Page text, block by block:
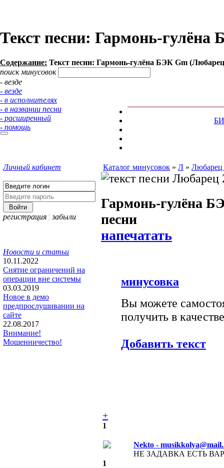
Текст песни: Гармонь-
Содержание: Текст песни: Гармонь-гулёна БЭК Gm
поиск минусовок
- везде
- везде
- в исполнителях
- в названии песни
- расширенный
- помощь
Личный кабинет
регистрация ¦ забыли
Новости и статьи
10.11.2022
Снятие ограничений на
операции вне системы
03.03.2019
Новое в демо
предпрослушивании на
сайте
22.08.2017
Внимание!
Мошенничество!
Каталог минусовок » Л » Любарец
Гармонь-гулёна
песни
напечатать
минусовка
Вы можете
получить в
Добавить текст
+
1
Nekto -
НЕ ЗАДАВКА ЕСТЬ
1